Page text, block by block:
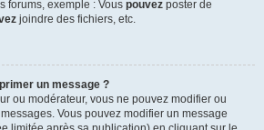
forums, exemple : Vous pouvez poster de
joindre des fichiers, etc.
un message ?
ou modérateur, vous ne pouvez modifier ou
Vous pouvez modifier un message